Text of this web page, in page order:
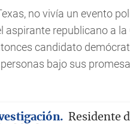
no vivía un evento
aspirante republicano a
candidato
bajo sus
Residente